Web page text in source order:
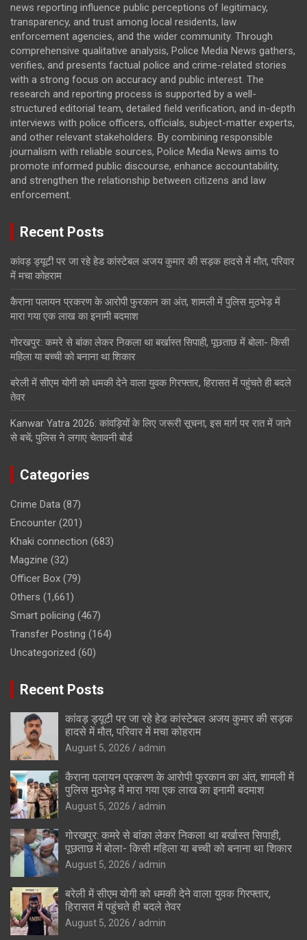
news reporting influence public perceptions of legitimacy,
transparency, and trust among local residents, law
enforcement agencies, and the wider community. Through
comprehensive qualitative analysis, Police Media News gathers,
verifies, and presents factual police and crime-related stories
with a strong focus on accuracy and public interest. The
research and reporting process is supported by a well-
structured editorial team, detailed field verification, and in-depth
interviews with police officers, officials, subject-matter experts,
and other relevant stakeholders. By combining responsible
journalism with reliable sources, Police Media News aims to
promote informed public discourse, enhance accountability,
and strengthen the relationship between citizens and law
enforcement.
Recent Posts
कांवड़ ड्यूटी पर जा रहे हेड कांस्टेबल अजय कुमार की सड़क हादसे में मौत, परिवार
में मचा कोहराम
कैराना पलायन प्रकरण के आरोपी फुरकान का अंत, शामली में पुलिस मुठभेड़ में
मारा गया एक लाख का इनामी बदमाश
गोरखपुर: कमरे से बांका लेकर निकला था बर्खास्त सिपाही, पूछताछ में बोला- किसी
महिला या बच्ची को बनाना था शिकार
बरेली में सीएम योगी को धमकी देने वाला युवक गिरफ्तार, हिरासत में पहुंचते ही बदले
तेवर
Kanwar Yatra 2026: कांवड़ियों के लिए जरूरी सूचना, इस मार्ग पर रात में जाने
से बचें; पुलिस ने लगाए चेतावनी बोर्ड
Categories
Crime Data (87)
Encounter (201)
Khaki connection (683)
Magzine (32)
Officer Box (79)
Others (1,661)
Smart policing (467)
Transfer Posting (164)
Uncategorized (60)
Recent Posts
कांवड़ ड्यूटी पर जा रहे हेड कांस्टेबल अजय कुमार की सड़क
हादसे में मौत, परिवार में मचा कोहराम
August 5, 2026 admin
कैराना पलायन प्रकरण के आरोपी फुरकान का अंत, शामली में
पुलिस मुठभेड़ में मारा गया एक लाख का इनामी बदमाश
August 5, 2026 admin
गोरखपुर: कमरे से बांका लेकर निकला था बर्खास्त सिपाही,
पूछताछ में बोला- किसी महिला या बच्ची को बनाना था शिकार
August 5, 2026 admin
बरेली में सीएम योगी को धमकी देने वाला युवक गिरफ्तार,
हिरासत में पहुंचते ही बदले तेवर
August 5, 2026 admin